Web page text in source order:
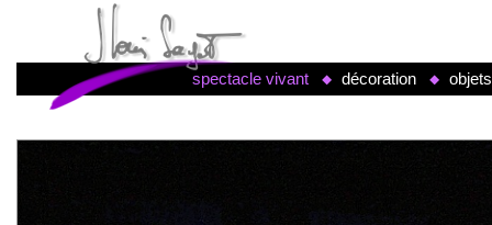
spectacle vivant décoration